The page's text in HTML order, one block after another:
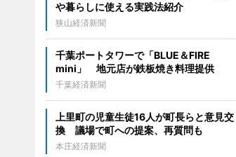
や暮らしに使える実践法紹介
狭山経済新聞
千葉ポートタワーで「BLUE＆FIRE
mini」 地元店が鉄板焼き料理提供
千葉経済新聞
上里町の児童生徒16人が町長らと意見交
換 議場で町への提案、再質問も
本庄経済新聞